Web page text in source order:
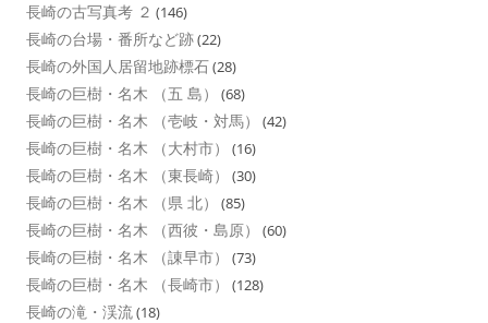
長崎の古写真考 ２ (146)
長崎の台場・番所など跡(22)
長崎の外国人居留地跡標石(28)
長崎の巨樹・名木 （五 島） (68)
長崎の巨樹・名木 （壱岐・対馬） (42)
長崎の巨樹・名木 （大村市） (16)
長崎の巨樹・名木 （東長崎） (30)
長崎の巨樹・名木 （県 北） (85)
長崎の巨樹・名木 （西彼・島原） (60)
長崎の巨樹・名木 （諌早市） (73)
長崎の巨樹・名木 （長崎市） (128)
長崎の滝・渓流(18)